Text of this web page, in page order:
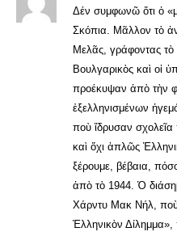
Δέν συμφωνῶ ὅτι ὁ
Σκόπια. Μᾶλλον τὸ
Μελᾶς, γράφοντας τὸ
Βουλγαρικὸς καὶ οἱ
προέκυψαν ἀπὸ τὴν
ἐξελληνισμένων
ποὺ ἵδρυσαν
καὶ ὄχι ἁπλῶς
ξέρουμε, βέβαια,
ἀπὸ τὸ 1944. Ὁ
Χάρντυ Μακ Νήλ, ποὺ
Ἑλληνικὸν